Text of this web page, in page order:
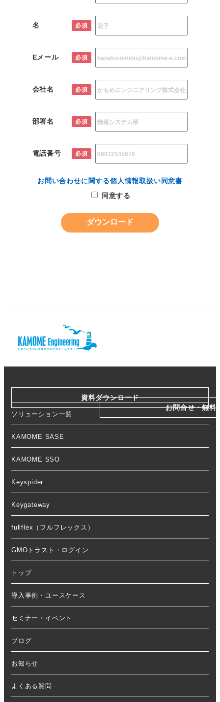
名 必須
Eメール 必須
会社名 必須
部署名 必須
電話番号 必須
お問い合わせに関する個人情報取扱い同意書
同意する
資料ダウンロード
お問合せ・無料
ソリューション一覧
KAMOME SASE
KAMOME SSO
Keyspider
Keygateway
fullflex（フルフレックス）
GMOトラスト・ログイン
トップ
導入事例・ユースケース
セミナー・イベント
ブログ
お知らせ
よくある質問